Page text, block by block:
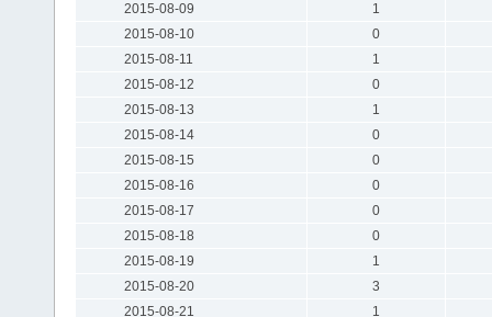
2015-08-09
1
2015-08-10
0
2015-08-11
1
2015-08-12
0
2015-08-13
1
2015-08-14
0
2015-08-15
0
2015-08-16
0
2015-08-17
0
2015-08-18
0
2015-08-19
1
2015-08-20
3
2015-08-21
1